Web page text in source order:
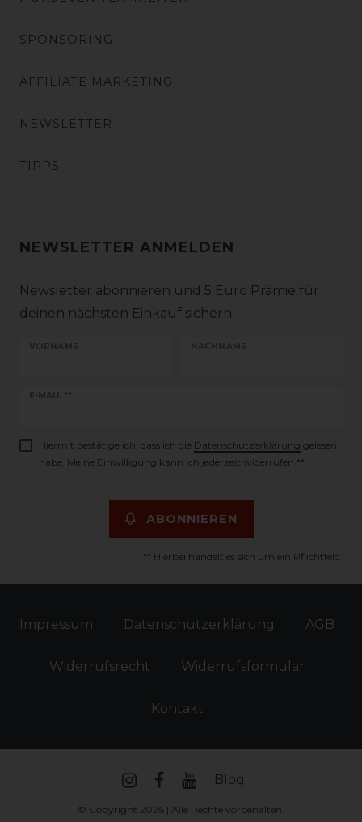
SPONSORING
AFFILIATE MARKETING
NEWSLETTER
TIPPS
NEWSLETTER ANMELDEN
Newsletter abonnieren und 5 Euro Prämie für
deinen nächsten Einkauf sichern
VORNAME NACHNAME
E-MAIL **
Newsletter
Hiermit bestätige ich, dass ich die Daten­schutz­erklärung gelesen
habe. Meine Einwilligung kann ich jederzeit widerrufen.**
ABONNIEREN
** Hierbei handelt es sich um ein Pflichtfeld.
Impressum Daten­schutz­erklärung AGB
Widerrufs­recht Widerrufs­formular
Kontakt
Blog
© Copyright 2026 | Alle Rechte vorbehalten.